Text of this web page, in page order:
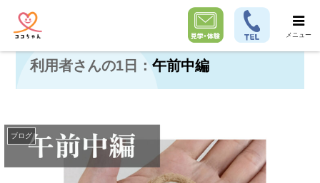
利用者さんの1日：午前中編
ブログ
メニュー